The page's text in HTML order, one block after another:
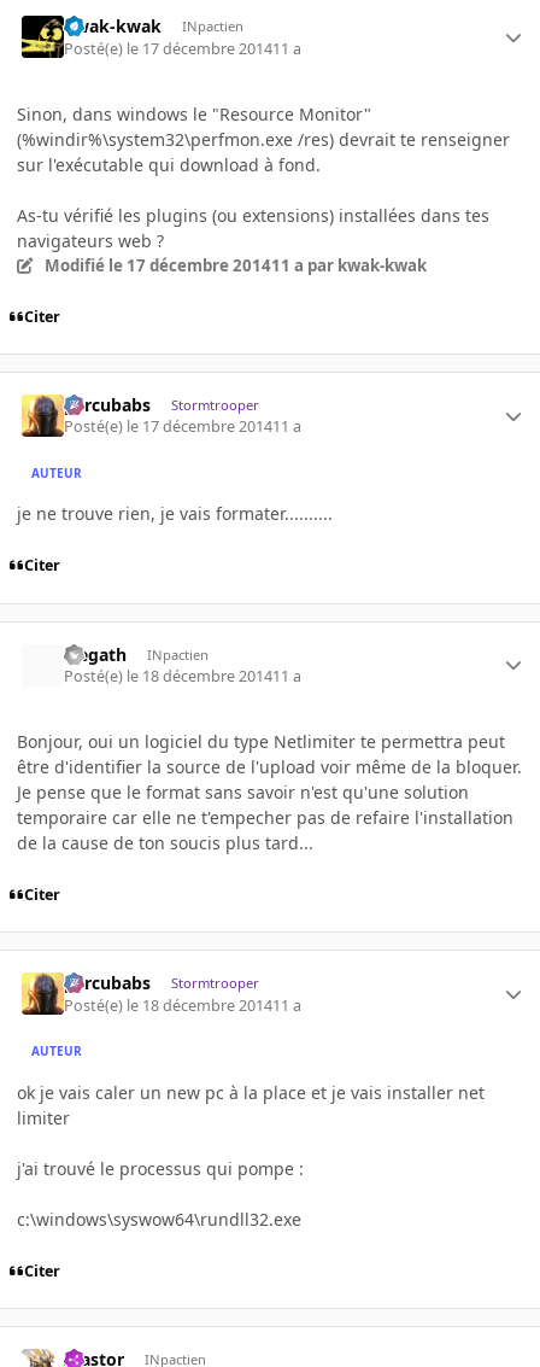
kwak-kwak INpactien
Posté(e) le 17 décembre 201411 a
Sinon, dans windows le "Resource Monitor"
(%windir%\system32\perfmon.exe /res) devrait te renseigner
sur l'exécutable qui download à fond.
As-tu vérifié les plugins (ou extensions) installées dans tes
navigateurs web ?
Modifié le 17 décembre 201411 a par kwak-kwak
Citer
percubabs Stormtrooper
Posté(e) le 17 décembre 201411 a
AUTEUR
je ne trouve rien, je vais formater..........
Citer
Elegath INpactien
Posté(e) le 18 décembre 201411 a
Bonjour, oui un logiciel du type Netlimiter te permettra peut
être d'identifier la source de l'upload voir même de la bloquer.
Je pense que le format sans savoir n'est qu'une solution
temporaire car elle ne t'empecher pas de refaire l'installation
de la cause de ton soucis plus tard...
Citer
percubabs Stormtrooper
Posté(e) le 18 décembre 201411 a
AUTEUR
ok je vais caler un new pc à la place et je vais installer net
limiter
j'ai trouvé le processus qui pompe :
c:\windows\syswow64\rundll32.exe
Citer
Alastor INpactien